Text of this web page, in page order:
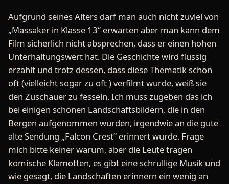
Aufgrund seines Alters darf man auch nicht zuviel von
„Massaker in Klasse 13“ erwarten aber man kann dem
Film sicherlich nicht absprechen, dass er einen hohen
Unterhaltungswert hat. Die Geschichte wird flüssig
erzählt und trotz dessen, dass diese Thematik schon
oft (vielleicht sogar zu oft ) verfilmt wurde, weiß sie
den Zuschauer zu fesseln. Ich muss zugeben das ich
bei einigen schönen Landschaftsbildern, die in den
Bergen aufgenommen wurden, irgendwie an die gute
alte Sendung „Falcon Crest“ erinnert wurde. Frage
mich bitte keiner warum, aber die Leute tragen
komische Klamotten, es gibt eine schrullige Musik und
wie gesagt, die Landschaften erinnern ein wenig an